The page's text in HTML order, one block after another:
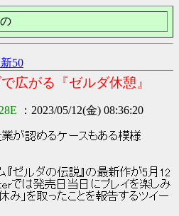
50
広がる『ゼルダ休憩』
：2023/05/12(金) 08:36:20
が認めるケースもある模様
ゼルダの伝説』の最新作が5月12
では発売日当日にプレイを楽しみ
み」を取ったことを報告するツイー